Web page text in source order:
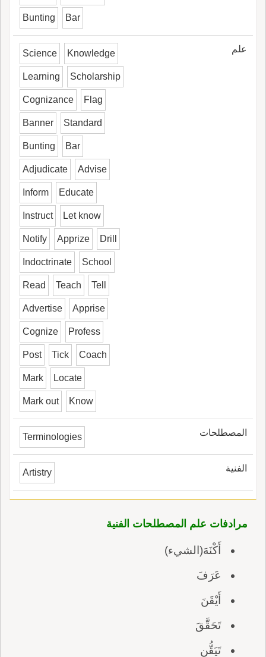
Bunting Bar
علم Science Knowledge
Learning Scholarship
Cognizance Flag
Banner Standard
Bunting Bar
Adjudicate Advise
Inform Educate
Instruct Let know
Notify Apprize Drill
Indoctrinate School
Read Teach Tell
Advertise Apprise
Cognize Profess
Post Tick Coach
Mark Locate
Mark out Know
المصطلحات Terminologies
الفنية Artistry
مرادفات علم المصطلحات الفنية
أَكْنَهَ(الشيء)
عَرَفَ
أَيْقَنَ
تَحَقَّقَ
تَيَقُّن